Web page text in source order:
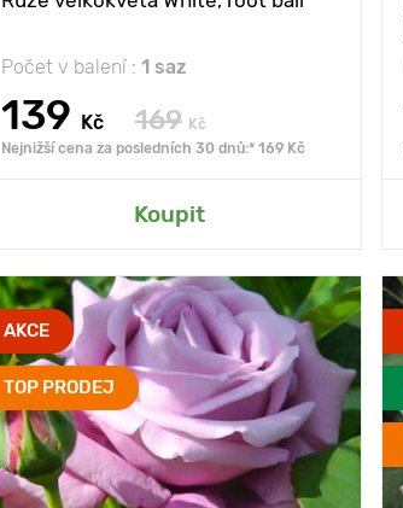
Počet v balení : 1 saz
139 Kč 169 Kč
Nejnižší cena za posledních 30 dnů:* 169 Kč
Koupit
Přidat do mé zahrady
AKCE
TOP PRODEJ
Type pots C5
Věk sazenice 3 roky
Vlastnosti
Stříbřitě lila zbarvení
poupat, mezi růžemi
vzácné
Výška rostliny
80 - 100 cm, šířka